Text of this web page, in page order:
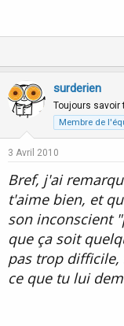
surderien
Toujours savoir
Membre de
3 Avril 2010
Bref, j'ai
t'aime bien, et
son inconscient
que ça soit
pas trop difficile,
ce que tu lui